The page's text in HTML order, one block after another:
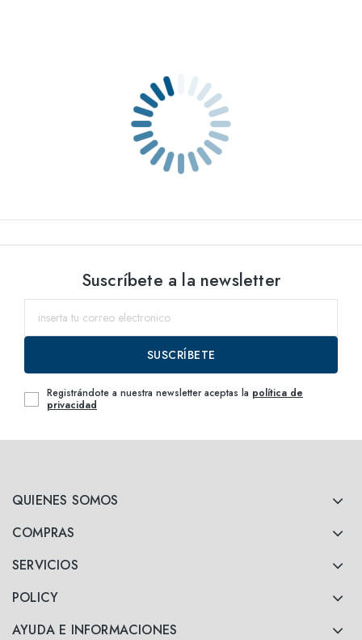
QUIENES SOMOS
COMPRAS
SERVICIOS
POLICY
AYUDA E INFORMACIONES
Suscríbete a la newsletter
SUSCRÍBETE
Registrándote a nuestra newsletter aceptas la política de
privacidad